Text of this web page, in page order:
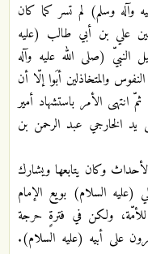
وآله وسلم) لم تسر كما كان
علي بن أبي طالب (عليه
(صلى الله عليه وآله
والمتخاذلين أبَوا إلّا أن
انتهى الأمر باستشهاد أمير
يد الخارجي عبد الرحمن بن
وكان يتابعها ويشارك
(عليه السلام) بويع الإمام
ولكن في فترةٍ حرجة
على أبيه (عليه السلام).